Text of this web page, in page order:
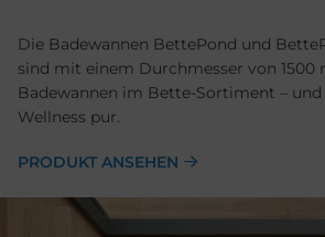
Die Badewannen BettePond und
sind mit einem Durchmesser von
Badewannen im Bette-Sortiment –
Wellness pur.
PRODUKT ANSEHEN